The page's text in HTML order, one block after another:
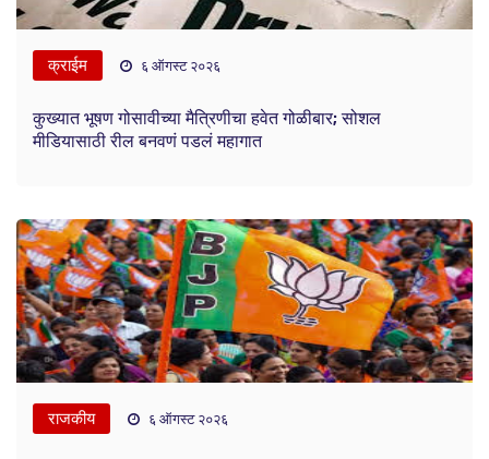
क्राईम ६ ऑगस्ट २०२६
कुख्यात भूषण गोसावीच्या मैत्रिणीचा हवेत गोळीबार; सोशल
मीडियासाठी रील बनवणं पडलं महागात
राजकीय ६ ऑगस्ट २०२६